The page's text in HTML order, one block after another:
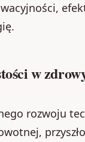
w
rozwoju